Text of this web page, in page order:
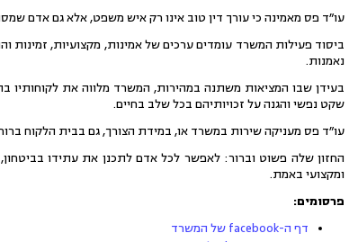
עו״ד פס מאמינה כי עורך דין טוב אינו רק איש משפט, אלא גם אדם
ביסוד פעילות המשרד עומדים ערכים של אמינות, מקצועיות, זמינות
נאמנות.
בעידן שבו המציאות משתנה במהירות, המשרד מלווה את
שקט נפשי והגנה על זכויותיהם בכל שלב בחיים.
עו״ד פס מעניקה שירות במשרד או, במידת הצורך, גם בבית הלקוח
החזון שלה פשוט וברור: לאפשר לכל אדם לתכנן את עתידו
ומקצועי באמת.
פרסומים:
דף ה-facebook של המשרד